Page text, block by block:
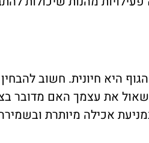
היא חיונית. חשוב
את עצמך האם מדובר
אכילה מיותרת